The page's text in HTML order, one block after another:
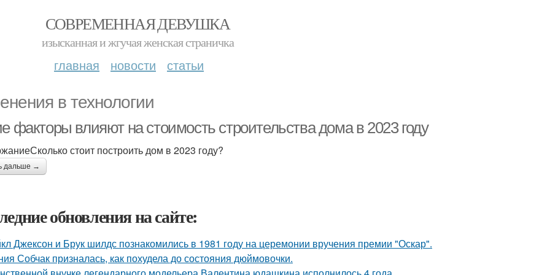
СОВРЕМЕННАЯ ДЕВУШКА
изысканная и жгучая женская страничка
главная новости статьи
в технологии
факторы влияют на стоимость строительства дома в 2023 году
стоит построить дом в 2023 году?
дальше →
обновления на сайте:
Джексон и Брук шилдс познакомились в 1981 году на церемонии вручения премии "Оскар".
Собчак призналась, как похудела до состояния дюймовочки.